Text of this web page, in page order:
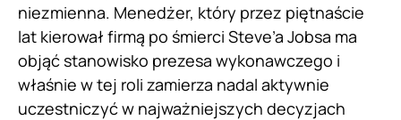
niezmienna. Menedżer, który przez piętnaście
lat kierował firmą po śmierci Steve’a Jobsa ma
objąć stanowisko prezesa wykonawczego i
właśnie w tej roli zamierza nadal aktywnie
uczestniczyć w najważniejszych decyzjach